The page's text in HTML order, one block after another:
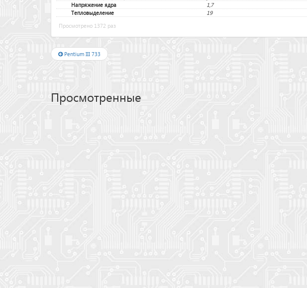
Напряжение ядра
1,7
Тепловыделение
19
Просмотрено 1372 раз
Pentium III 733
Просмотренные